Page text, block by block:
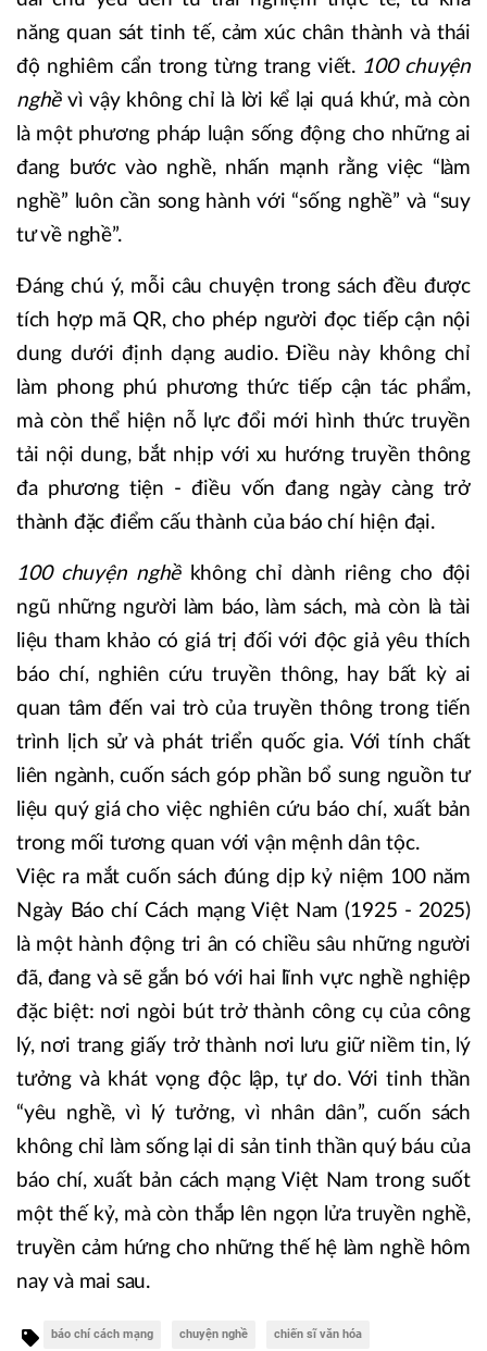
năng quan sát tinh tế, cảm xúc chân thành và thái
độ nghiêm cẩn trong từng trang viết. 100 chuyện
nghềvì vậy không chỉ là lời kể lại quá khứ, mà còn
là một phương pháp luận sống động cho những ai
đang bước vào nghề, nhấn mạnh rằng việc “làm
nghề” luôn cần song hành với “sống nghề” và “suy
tư về nghề”.
Đáng chú ý, mỗi câu chuyện trong sách đều được
tích hợp mã QR, cho phép người đọc tiếp cận nội
dung dưới định dạng audio. Điều này không chỉ
làm phong phú phương thức tiếp cận tác phẩm,
mà còn thể hiện nỗ lực đổi mới hình thức truyền
tải nội dung, bắt nhịp với xu hướng truyền thông
đa phương tiện - điều vốn đang ngày càng trở
thành đặc điểm cấu thành của báo chí hiện đại.
100 chuyện nghề không chỉ dành riêng cho đội
ngũ những người làm báo, làm sách, mà còn là tài
liệu tham khảo có giá trị đối với độc giả yêu thích
báo chí, nghiên cứu truyền thông, hay bất kỳ ai
quan tâm đến vai trò của truyền thông trong tiến
trình lịch sử và phát triển quốc gia. Với tính chất
liên ngành, cuốn sách góp phần bổ sung nguồn tư
liệu quý giá cho việc nghiên cứu báo chí, xuất bản
trong mối tương quan với vận mệnh dân tộc.
Việc ra mắt cuốn sách đúng dịp kỷ niệm 100 năm
Ngày Báo chí Cách mạng Việt Nam (1925 - 2025)
là một hành động tri ân có chiều sâu những người
đã, đang và sẽ gắn bó với hai lĩnh vực nghề nghiệp
đặc biệt: nơi ngòi bút trở thành công cụ của công
lý, nơi trang giấy trở thành nơi lưu giữ niềm tin, lý
tưởng và khát vọng độc lập, tự do. Với tinh thần
“yêu nghề, vì lý tưởng, vì nhân dân”, cuốn sách
không chỉ làm sống lại di sản tinh thần quý báu của
báo chí, xuất bản cách mạng Việt Nam trong suốt
một thế kỷ, mà còn thắp lên ngọn lửa truyền nghề,
truyền cảm hứng cho những thế hệ làm nghề hôm
nay và mai sau.
báo chí cách mạng chuyện nghề chiến sĩ văn hóa